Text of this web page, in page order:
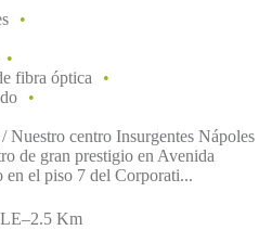
fibra óptica
Nuestro centro Insurgentes Nápoles
de gran prestigio en Avenida
en el piso 7 del Corporati...
–2.5 Km